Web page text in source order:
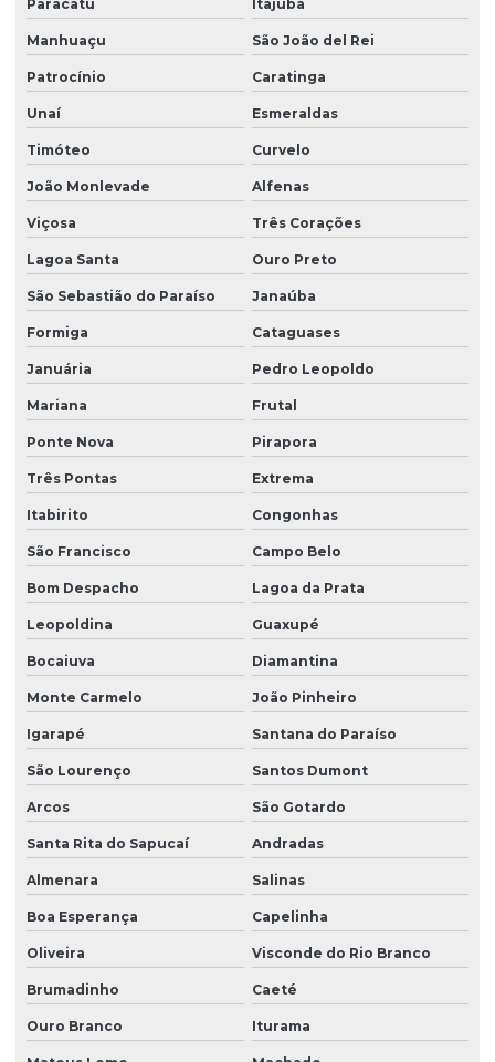
Paracatu Itajubá
Manhuaçu São João del Rei
Patrocínio Caratinga
Unaí Esmeraldas
Timóteo Curvelo
João Monlevade Alfenas
Viçosa Três Corações
Lagoa Santa Ouro Preto
São Sebastião do Paraíso Janaúba
Formiga Cataguases
Januária Pedro Leopoldo
Mariana Frutal
Ponte Nova Pirapora
Três Pontas Extrema
Itabirito Congonhas
São Francisco Campo Belo
Bom Despacho Lagoa da Prata
Leopoldina Guaxupé
Bocaiuva Diamantina
Monte Carmelo João Pinheiro
Igarapé Santana do Paraíso
São Lourenço Santos Dumont
Arcos São Gotardo
Santa Rita do Sapucaí Andradas
Almenara Salinas
Boa Esperança Capelinha
Oliveira Visconde do Rio Branco
Brumadinho Caeté
Ouro Branco Iturama